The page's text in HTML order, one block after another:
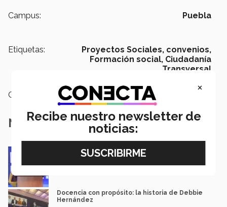
Campus: Puebla
Etiquetas: Proyectos Sociales, convenios,
Formación social, Ciudadanía
Transversal
Categoría:
Notas Relacionadas
Impacto y legado: Marcela Velasco, ganadora
del Premio Mérito EXATEC
Docencia con propósito: la historia de Debbie
Hernández
×
Recibe nuestro newsletter de
noticias: